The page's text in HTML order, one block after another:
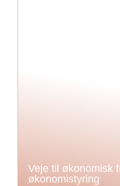
Veje til økonomisk
økonomistyring